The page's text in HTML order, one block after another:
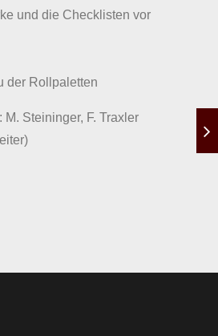
und die Checklisten vor
der Rollpaletten
M. Steininger, F. Traxler